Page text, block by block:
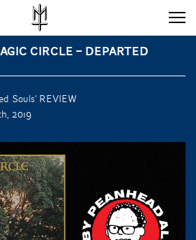
CIRCLE – DEPARTED
Souls’ REVIEW
2019